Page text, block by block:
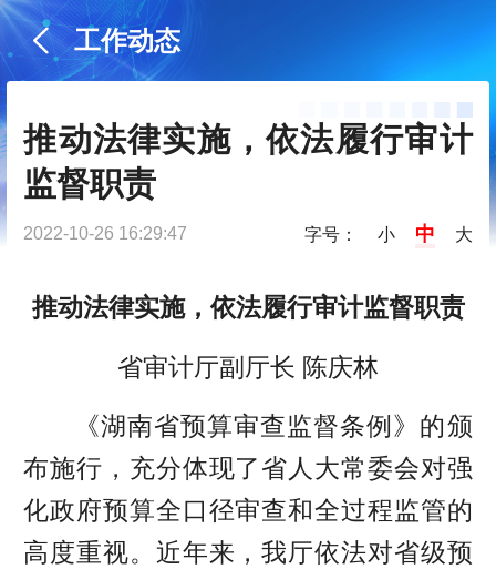
工作动态
推动法律实施，依法履行审计
监督职责
2022-10-26 16:29:47 字号： 小 中 大
推动法律实施，依法履行审计监督职责
省审计厅副厅长 陈庆林
《湖南省预算审查监督条例》的颁
布施行，充分体现了省人大常委会对强
化政府预算全口径审查和全过程监管的
高度重视。近年来，我厅依法对省级预